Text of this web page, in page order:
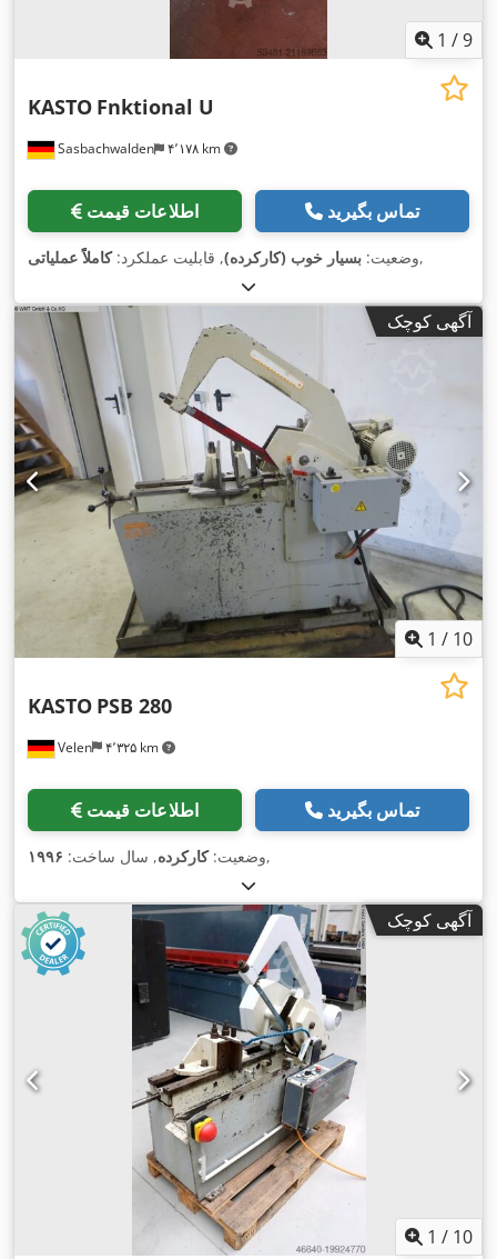
1 /9
Sasbachwalden ۴٬۱۷۸ km
KASTO Fnktional U
اطلاعات قیمت تماس بگیرید
وضعیت: بسیار خوب (کارکرده), قابلیت عملکرد:کاملاً عملیاتی ,
آگهی کوچک
1 / 10
Velen ۴٬۳۲۵ km
KASTO PSB 280
اطلاعات قیمت تماس بگیرید
وضعیت:کارکرده, سال ساخت: ۱۹۹۶ ,
آگهی کوچک
1 / 10